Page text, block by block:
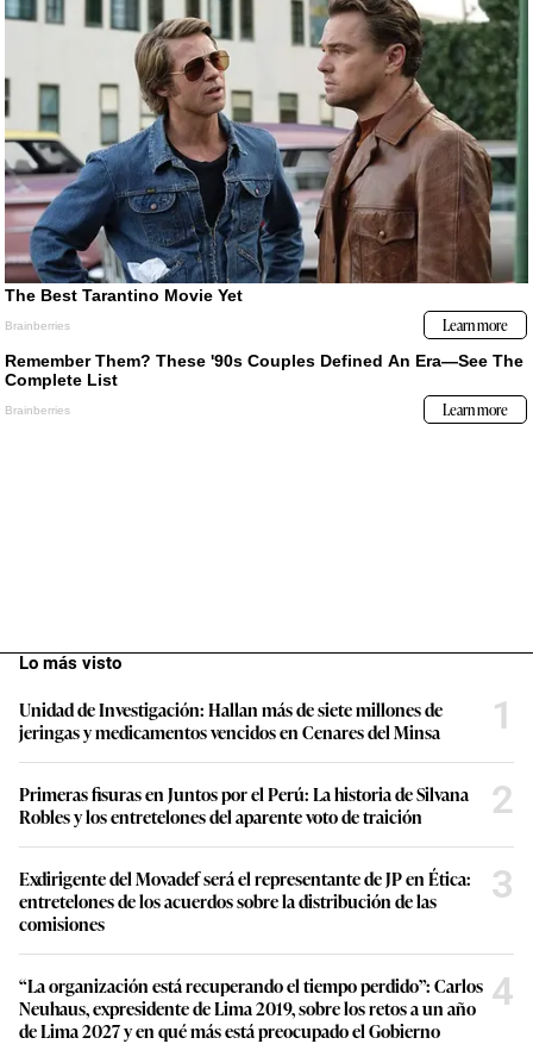
Lo más visto
Unidad de Investigación: Hallan más de siete millones de
jeringas y medicamentos vencidos en Cenares del Minsa
1
Primeras fisuras en Juntos por el Perú: La historia de Silvana
Robles y los entretelones del aparente voto de traición
2
Exdirigente del Movadef será el representante de JP en Ética:
entretelones de los acuerdos sobre la distribución de las
comisiones
3
“La organización está recuperando el tiempo perdido”: Carlos
Neuhaus, expresidente de Lima 2019, sobre los retos a un año
de Lima 2027 y en qué más está preocupado el Gobierno
4